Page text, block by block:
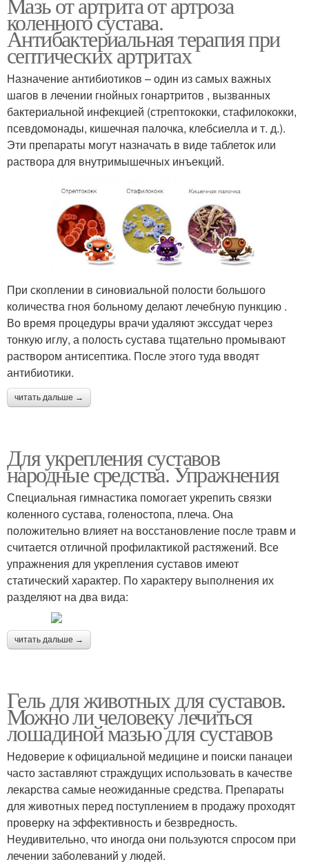
коленного сустава.
Антибактериальная терапия при
септических артритах
Назначение антибиотиков – один из самых важных
шагов в лечении гнойных гонартритов , вызванных
бактериальной инфекцией (стрептококки, стафилококки,
псевдомонады, кишечная палочка, клебсиелла и т. д.).
Эти препараты могут назначать в виде таблеток или
раствора для внутримышечных инъекций.
При скоплении в синовиальной полости большого
количества гноя больному делают лечебную пункцию .
Во время процедуры врачи удаляют экссудат через
тонкую иглу, а полость сустава тщательно промывают
раствором антисептика. После этого туда вводят
антибиотики.
читать дальше →
Для укрепления суставов
народные средства. Упражнения
Специальная гимнастика помогает укрепить связки
коленного сустава, голеностопа, плеча. Она
положительно влияет на восстановление после травм и
считается отличной профилактикой растяжений. Все
упражнения для укрепления суставов имеют
статический характер. По характеру выполнения их
разделяют на два вида:
читать дальше →
Гель для животных для суставов.
Можно ли человеку лечиться
лошадиной мазью для суставов
Недоверие к официальной медицине и поиски панацеи
часто заставляют страждущих использовать в качестве
лекарства самые неожиданные средства. Препараты
для животных перед поступлением в продажу проходят
проверку на эффективность и безвредность.
Неудивительно, что иногда они пользуются спросом при
лечении заболеваний у людей.